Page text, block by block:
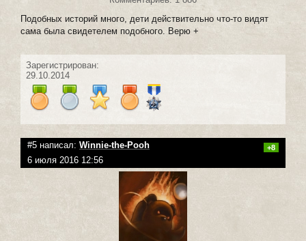
Подобных историй много, дети действительно что-то видят
сама была свидетелем подобного. Верю +
Зарегистрирован:
29.10.2014
#5 написал: Winnie-the-Pooh +8
6 июля 2016 12:56